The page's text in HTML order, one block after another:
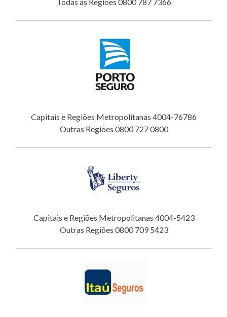
Todas as Regiões 0800 787 7366
Capitais e Regiões Metropolitanas 4004-76786
Outras Regiões 0800 727 0800
Capitais e Regiões Metropolitanas 4004-5423
Outras Regiões 0800 709 5423